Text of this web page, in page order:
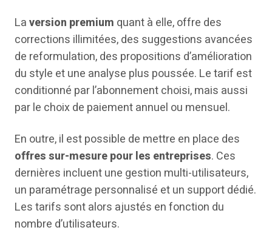
Laversion premium quant à elle, offre des
corrections illimitées, des suggestions avancées
de reformulation, des propositions d’amélioration
du style et une analyse plus poussée. Le tarif est
conditionné par l’abonnement choisi, mais aussi
par le choix de paiement annuel ou mensuel.
En outre, il est possible de mettre en place des
offres sur-mesure pour les entreprises. Ces
dernières incluent une gestion multi-utilisateurs,
un paramétrage personnalisé et un support dédié.
Les tarifs sont alors ajustés en fonction du
nombre d’utilisateurs.